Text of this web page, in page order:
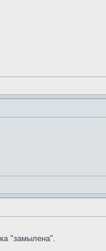
"замылена".